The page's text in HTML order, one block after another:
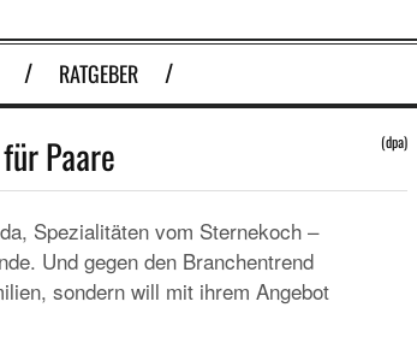
RATGEBER
Paare (dpa)
Spezialitäten vom Sternekoch –
Und gegen den Branchentrend
sondern will mit ihrem Angebot
EUROPA